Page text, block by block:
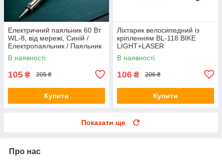
Електричний паяльник 60 Вт
WL-8, від мережі, Синій /
Електропаяльник / Паяльник
для мікросхем / Паяльник з
мідним жалом
В наявності
105 ₴ 205 ₴
Купити
Ліхтарик велосипедний із
кріпленням BL-118 BIKE
LIGHT+LASER
В наявності
106 ₴ 206 ₴
Купити
Показати ще
Про нас